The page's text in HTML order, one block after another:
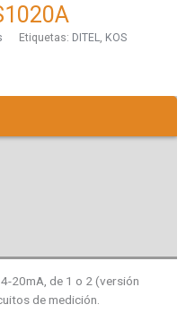
Etiquetas: DITEL KOS
20mA, de 1 o 2 (versión
de medición.